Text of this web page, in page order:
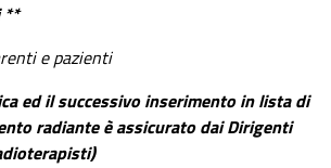
**
e pazienti
ed il successivo inserimento in lista di
radiante è assicurato dai Dirigenti